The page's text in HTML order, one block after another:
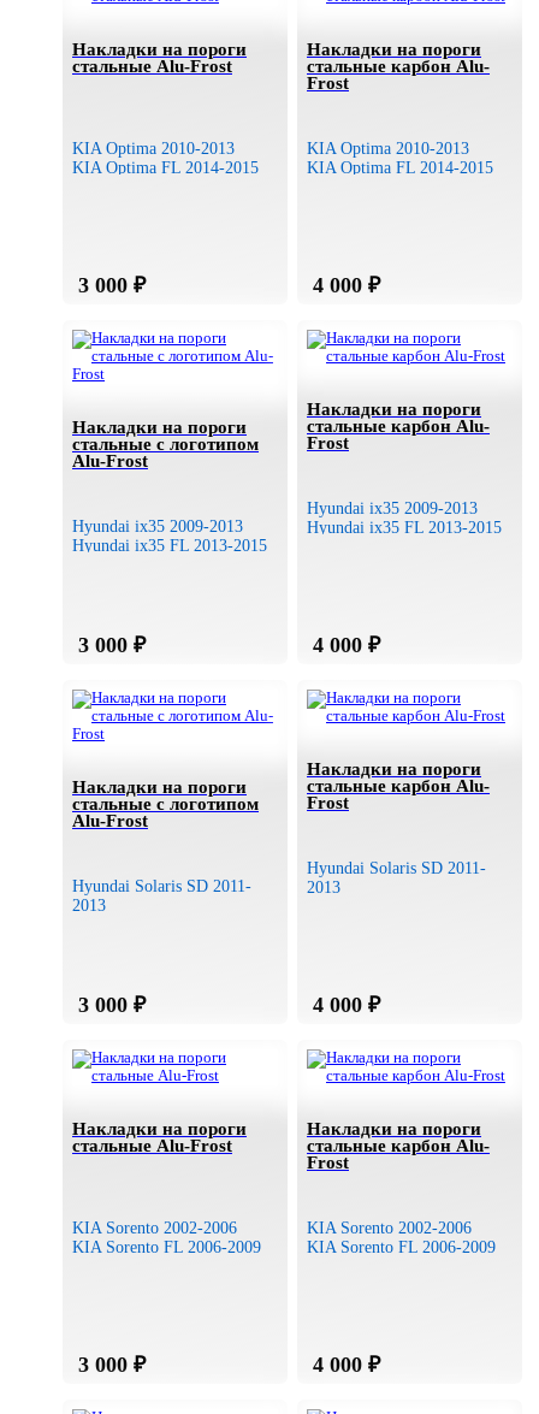
Накладки на пороги
стальные Alu-Frost
KIA Optima 2010-2013
KIA Optima FL 2014-2015
Накладки на пороги
стальные карбон Alu-
Frost
KIA Optima 2010-2013
KIA Optima FL 2014-2015
Накладки на пороги
стальные с логотипом
Alu-Frost
Hyundai ix35 2009-2013
Hyundai ix35 FL 2013-2015
Накладки на пороги
стальные карбон Alu-
Frost
Hyundai ix35 2009-2013
Hyundai ix35 FL 2013-2015
Накладки на пороги
стальные с логотипом
Alu-Frost
Hyundai Solaris SD 2011-
2013
Накладки на пороги
стальные карбон Alu-
Frost
Hyundai Solaris SD 2011-
2013
Накладки на пороги
стальные Alu-Frost
KIA Sorento 2002-2006
KIA Sorento FL 2006-2009
Накладки на пороги
стальные карбон Alu-
Frost
KIA Sorento 2002-2006
KIA Sorento FL 2006-2009